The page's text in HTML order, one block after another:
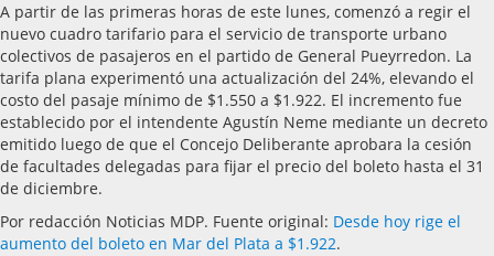
A partir de las primeras horas de este lunes, comenzó a regir el
nuevo cuadro tarifario para el servicio de transporte urbano
colectivos de pasajeros en el partido de General Pueyrredon. La
tarifa plana experimentó una actualización del 24%, elevando el
costo del pasaje mínimo de $1.550 a $1.922. El incremento fue
establecido por el intendente Agustín Neme mediante un decreto
emitido luego de que el Concejo Deliberante aprobara la cesión
de facultades delegadas para fijar el precio del boleto hasta el 31
de diciembre.
Por redacción Noticias MDP. Fuente original: Desde hoy rige el
aumento del boleto en Mar del Plata a $1.922.